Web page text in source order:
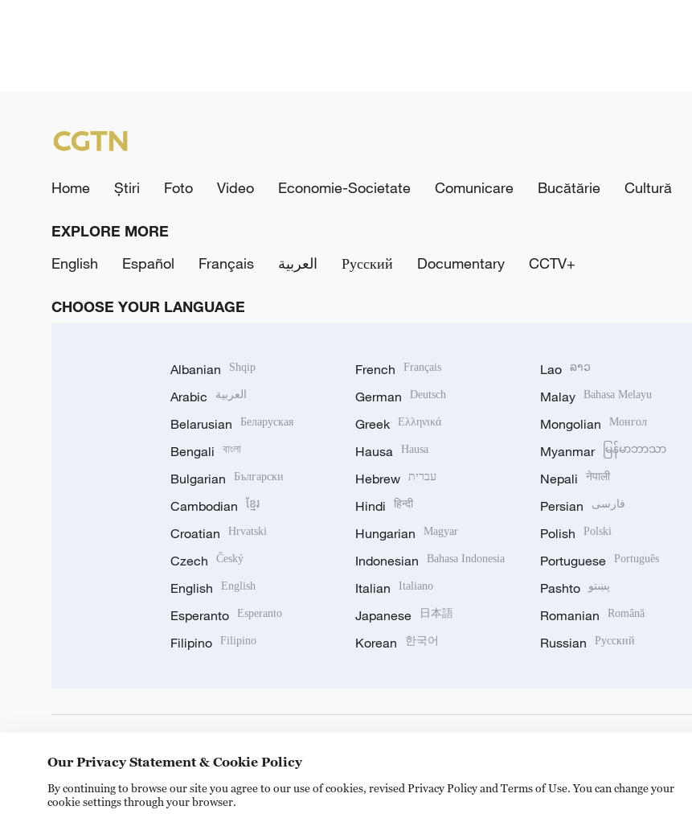
Home Știri Foto Video Economie-Societate Comunicare Bucătărie Cultură
EXPLORE MORE
English
Español Français العربية Русский Documentary CCTV+
CHOOSE YOUR LANGUAGE
Albanian Shqip
Arabic العربية
Belarusian Беларуская
Bengali বাংলা
Bulgarian Български
Cambodian ខ្មែរ
Croatian Hrvatski
Czech Český
English English
Esperanto Esperanto
Filipino Filipino
French Français
German Deutsch
Greek Ελληνικά
Hausa Hausa
Hebrew עברית
Hindi हिन्दी
Hungarian Magyar
Indonesian Bahasa Indonesia
Italian Italiano
Japanese 日本語
Korean 한국어
Lao ລາວ
Malay Bahasa Melayu
Mongolian Монгол
Myanmar မြန်မာဘာသာ
Nepali नेपाली
Persian فارسی
Polish Polski
Portuguese Português
Pashto پښتو
Romanian Română
Russian Русский
Our Privacy Statement & Cookie Policy
By continuing to browse our site you agree to our use of cookies, revised Privacy Policy and Terms of Use. You can change your
cookie settings through your browser.